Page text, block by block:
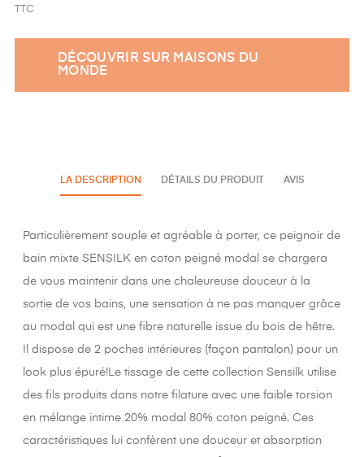
TTC
DÉCOUVRIR SUR MAISONS DU
MONDE
LA DESCRIPTION DÉTAILS DU PRODUIT AVIS
Particulièrement souple et agréable à porter, ce peignoir de
bain mixte SENSILK en coton peigné modal se chargera
de vous maintenir dans une chaleureuse douceur à la
sortie de vos bains, une sensation à ne pas manquer grâce
au modal qui est une fibre naturelle issue du bois de hêtre.
Il dispose de 2 poches intérieures (façon pantalon) pour un
look plus épuré!Le tissage de cette collection Sensilk utilise
des fils produits dans notre filature avec une faible torsion
en mélange intime 20% modal 80% coton peigné. Ces
caractéristiques lui confèrent une douceur et absorption